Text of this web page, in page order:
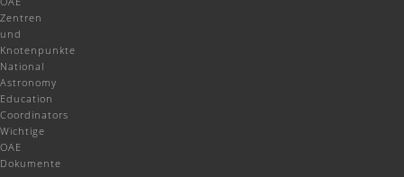
Zentren
und
Knotenpunkte
National
Astronomy
Education
Coordinators
Wichtige
OAE
Dokumente